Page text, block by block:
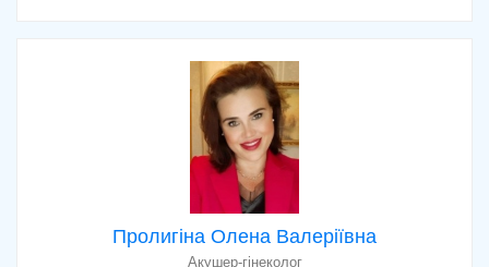
Пролигіна Олена Валеріївна
Акушер-гінеколог